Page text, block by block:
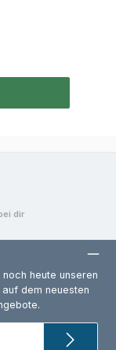
dir
heute unseren
dem neuesten